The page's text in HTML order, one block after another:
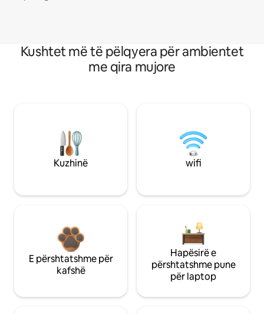
Kushtet më të pëlqyera për ambientet
me qira mujore
Kuzhinë wifi
E përshtatshme për
kafshë
Hapësirë e
përshtatshme pune
për laptop